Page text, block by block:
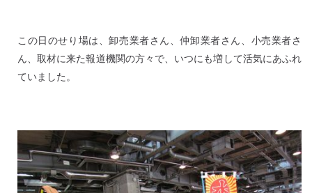
この日のせり場は、卸売業者さん、仲卸業者さん、小売業者さ
ん、取材に来た報道機関の方々で、いつにも増して活気にあふれ
ていました。